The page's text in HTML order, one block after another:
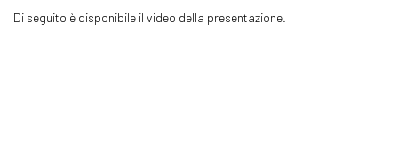
Di seguito è disponibile il video della presentazione.